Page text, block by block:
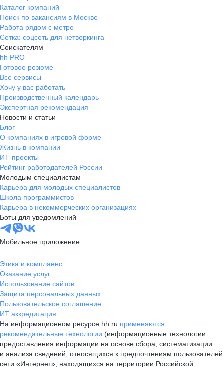
Каталог компаний
Поиск по вакансиям в Москве
Работа рядом с метро
Сетка: соцсеть для нетворкинга
Соискателям
hh PRO
Готовое резюме
Все сервисы
Хочу у вас работать
Производственный календарь
Экспертная рекомендация
Новости и статьи
Блог
О компаниях в игровой форме
Жизнь в компании
ИТ-проекты
Рейтинг работодателей России
Молодым специалистам
Карьера для молодых специалистов
Школа программистов
Карьера в некоммерческих организациях
Боты для уведомлений
Мобильное приложение
Этика и комплаенс
Оказание услуг
Использование сайтов
Защита персональных данных
Пользовательское соглашение
ИТ аккредитация
На информационном ресурсе hh.ru применяются
рекомендательные технологии (информационные технологии
предоставления информации на основе сбора, систематизации
и анализа сведений, относящихся к предпочтениям пользователей
сети «Интернет», находящихся на территории Российской